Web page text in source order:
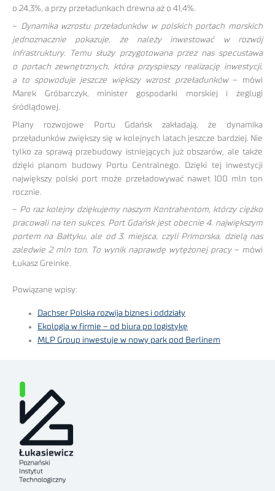
o 24,3%, a przy przeładunkach drewna aż o 41,4%.
– Dynamika wzrostu przeładunków w polskich portach morskich
jednoznacznie pokazuje, że należy inwestować w rozwój
infrastruktury. Temu służy przygotowana przez nas specustawa
o portach zewnętrznych, która przyspieszy realizację inwestycji,
a to spowoduje jeszcze większy wzrost przeładunków– mówi
Marek Gróbarczyk, minister gospodarki morskiej i żeglugi
śródlądowej.
Plany rozwojowe Portu Gdańsk zakładają, że dynamika
przeładunków zwiększy się w kolejnych latach jeszcze bardziej. Nie
tylko za sprawą przebudowy istniejących już obszarów, ale także
dzięki planom budowy Portu Centralnego. Dzięki tej inwestycji
największy polski port może przeładowywać nawet 100 mln ton
rocznie.
– Po raz kolejny dziękujemy naszym Kontrahentom, którzy ciężko
pracowali na ten sukces. Port Gdańsk jest obecnie 4. największym
portem na Bałtyku, ale od 3. miejsca, czyli Primorska, dzielą nas
zaledwie 2 mln ton. To wynik naprawdę wytężonej pracy– mówi
Łukasz Greinke.
Powiązane wpisy:
Dachser Polska rozwija biznes i oddziały
Ekologia w firmie – od biura po logistykę
MLP Group inwestuje w nowy park pod Berlinem